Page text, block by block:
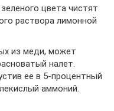
цвета чистят
раствора лимонной
из меди, может
налет.
ее в 5-процентный
аммоний.